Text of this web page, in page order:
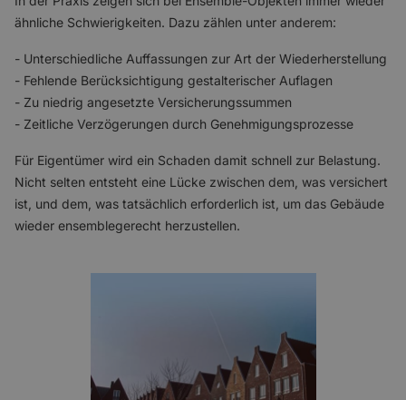
ähnliche Schwierigkeiten. Dazu zählen unter anderem:
- Unterschiedliche Auffassungen zur Art der Wiederherstellung
️- Fehlende Berücksichtigung gestalterischer Auflagen
- Zu niedrig angesetzte Versicherungssummen
- Zeitliche Verzögerungen durch Genehmigungsprozesse
Für Eigentümer wird ein Schaden damit schnell zur Belastung.
Nicht selten entsteht eine Lücke zwischen dem, was versichert
ist, und dem, was tatsächlich erforderlich ist, um das Gebäude
wieder ensemblegerecht herzustellen.